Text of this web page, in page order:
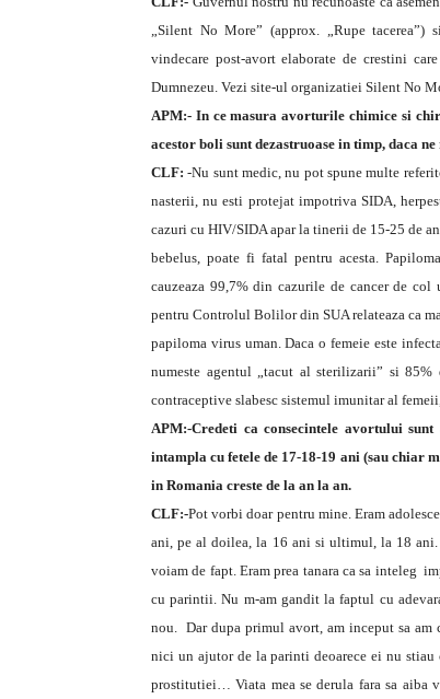
„Silent No More” (approx. „Rupe tacerea”)
vindecare post-avort elaborate de crestini
Dumnezeu. Vezi site-ul organizatiei Silent No
APM:- In ce masura avorturile chimice si
acestor boli sunt dezastruoase in timp, daca
CLF: -Nu sunt medic, nu pot spune multe
nasterii, nu esti protejat impotriva SIDA,
cazuri cu HIV/SIDA apar la tinerii de 15-25 de
bebelus, poate fi fatal pentru acesta.
cauzeaza 99,7% din cazurile de cancer de
pentru Controlul Bolilor din SUA relateaza ca
papiloma virus uman. Daca o femeie este
numeste agentul „tacut al sterilizarii” si
contraceptive slabesc sistemul imunitar al
APM:-Credeti ca consecintele avortului
intampla cu fetele de 17-18-19 ani (sau chiar
in Romania creste de la an la an.
CLF:-Pot vorbi doar pentru mine. Eram
ani, pe al doilea, la 16 ani si ultimul, la 18 ani.
voiam de fapt. Eram prea tanara ca sa inteleg
cu parintii. Nu m-am gandit la faptul cu
nou. Dar dupa primul avort, am inceput sa am
nici un ajutor de la parinti deoarece ei nu stiau
prostitutiei… Viata mea se derula fara sa aiba